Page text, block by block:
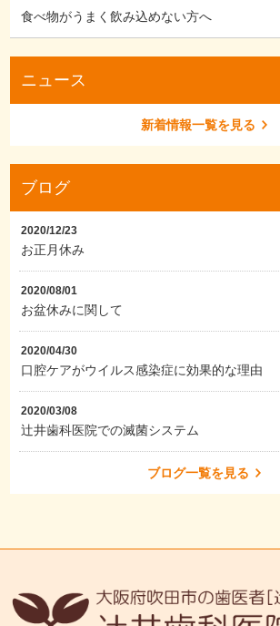
食べ物がうまく飲み込めない方へ
ニュース
新着情報一覧を見る
ブログ
2020/12/23
お正月休み
2020/08/01
お盆休みに関して
2020/04/30
口腔ケアがウイルス感染症に効果的な理由
2020/03/08
辻井歯科医院での滅菌システム
ブログ一覧を見る